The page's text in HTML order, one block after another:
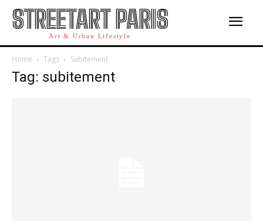
STREETART PARIS
Art & Urban Lifestyle
Home Tags Subitement
Tag: subitement